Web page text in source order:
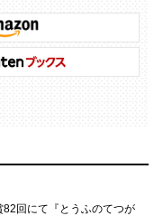
回にて『とうふのてつが